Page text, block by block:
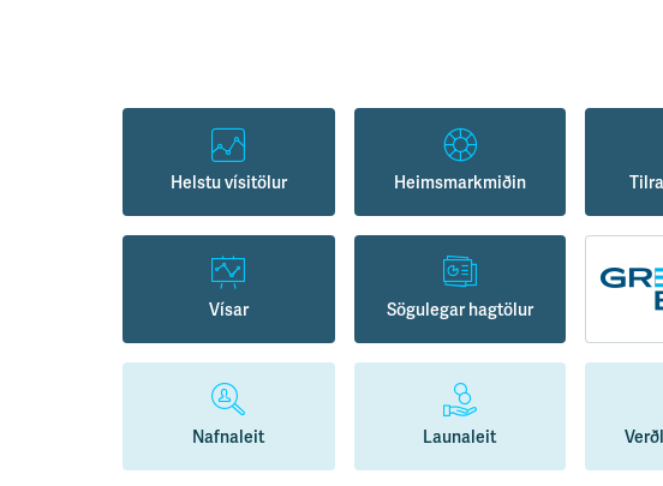
Helstu vísitölur Heimsmarkmiðin
Vísar Sögulegar hagtölur
Nafnaleit Launaleit